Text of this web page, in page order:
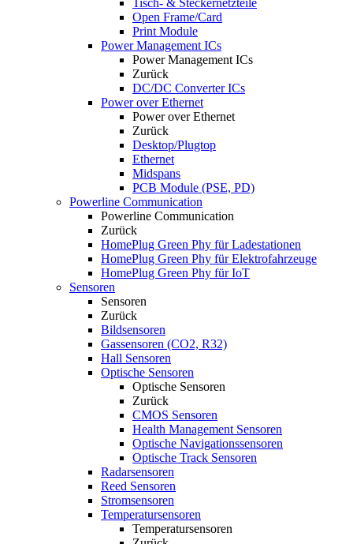
Tisch- & Steckernetzteile
Open Frame/Card
Print Module
Power Management ICs
Power Management ICs
Zurück
DC/DC Converter ICs
Power over Ethernet
Power over Ethernet
Zurück
Desktop/Plugtop
Ethernet
Midspans
PCB Module (PSE, PD)
Powerline Communication
Powerline Communication
Zurück
HomePlug Green Phy für Ladestationen
HomePlug Green Phy für Elektrofahrzeuge
HomePlug Green Phy für IoT
Sensoren
Sensoren
Zurück
Bildsensoren
Gassensoren (CO2, R32)
Hall Sensoren
Optische Sensoren
Optische Sensoren
Zurück
CMOS Sensoren
Health Management Sensoren
Optische Navigationssensoren
Optische Track Sensoren
Radarsensoren
Reed Sensoren
Stromsensoren
Temperatursensoren
Temperatursensoren